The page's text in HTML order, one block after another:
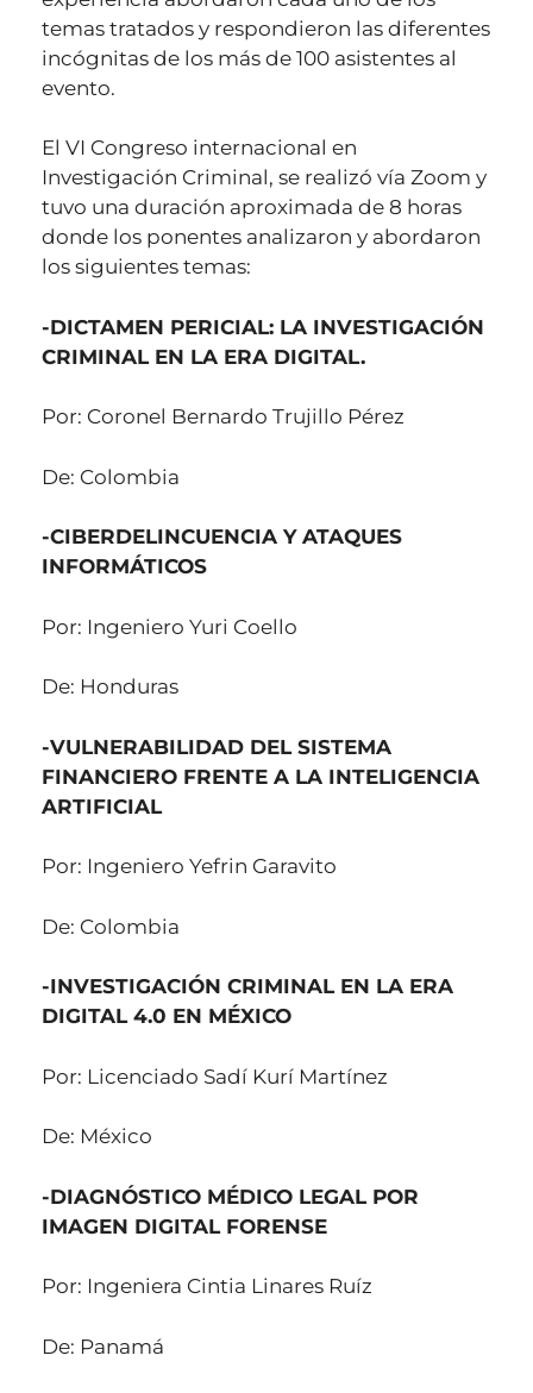
temas tratados y respondieron las diferentes
incógnitas de los más de 100 asistentes al
evento.
El VI Congreso internacional en
Investigación Criminal, se realizó vía Zoom y
tuvo una duración aproximada de 8 horas
donde los ponentes analizaron y abordaron
los siguientes temas:
-DICTAMEN PERICIAL: LA INVESTIGACIÓN
CRIMINAL EN LA ERA DIGITAL.
Por: Coronel Bernardo Trujillo Pérez
De: Colombia
-CIBERDELINCUENCIA Y ATAQUES
INFORMÁTICOS
Por: Ingeniero Yuri Coello
De: Honduras
-VULNERABILIDAD DEL SISTEMA
FINANCIERO FRENTE A LA INTELIGENCIA
ARTIFICIAL
Por: Ingeniero Yefrin Garavito
De: Colombia
-INVESTIGACIÓN CRIMINAL EN LA ERA
DIGITAL 4.0 EN MÉXICO
Por: Licenciado Sadí Kurí Martínez
De: México
-DIAGNÓSTICO MÉDICO LEGAL POR
IMAGEN DIGITAL FORENSE
Por: Ingeniera Cintia Linares Ruíz
De: Panamá